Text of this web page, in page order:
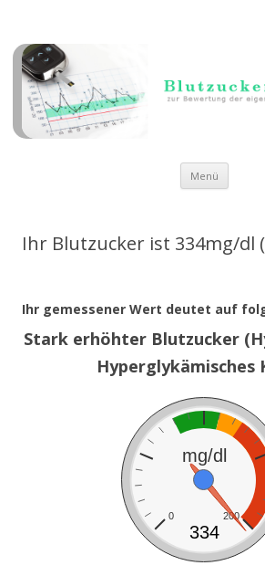
Menü Zum
Ihr Blutzucker ist 334mg/dl
Ihr gemessener Wert deutet auf
Stark erhöhter Blutzucker
Hyperglykämisches
mg/dl
0 200
334